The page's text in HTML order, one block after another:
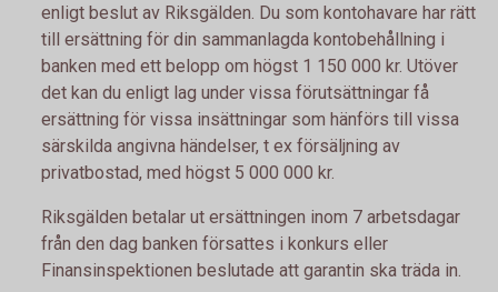
enligt beslut av Riksgälden. Du som kontohavare har rätt
till ersättning för din sammanlagda kontobehållning i
banken med ett belopp om högst 1 150 000 kr. Utöver
det kan du enligt lag under vissa förutsättningar få
ersättning för vissa insättningar som hänförs till vissa
särskilda angivna händelser, t ex försäljning av
privatbostad, med högst 5 000 000 kr.
Riksgälden betalar ut ersättningen inom 7 arbetsdagar
från den dag banken försattes i konkurs eller
Finansinspektionen beslutade att garantin ska träda in.